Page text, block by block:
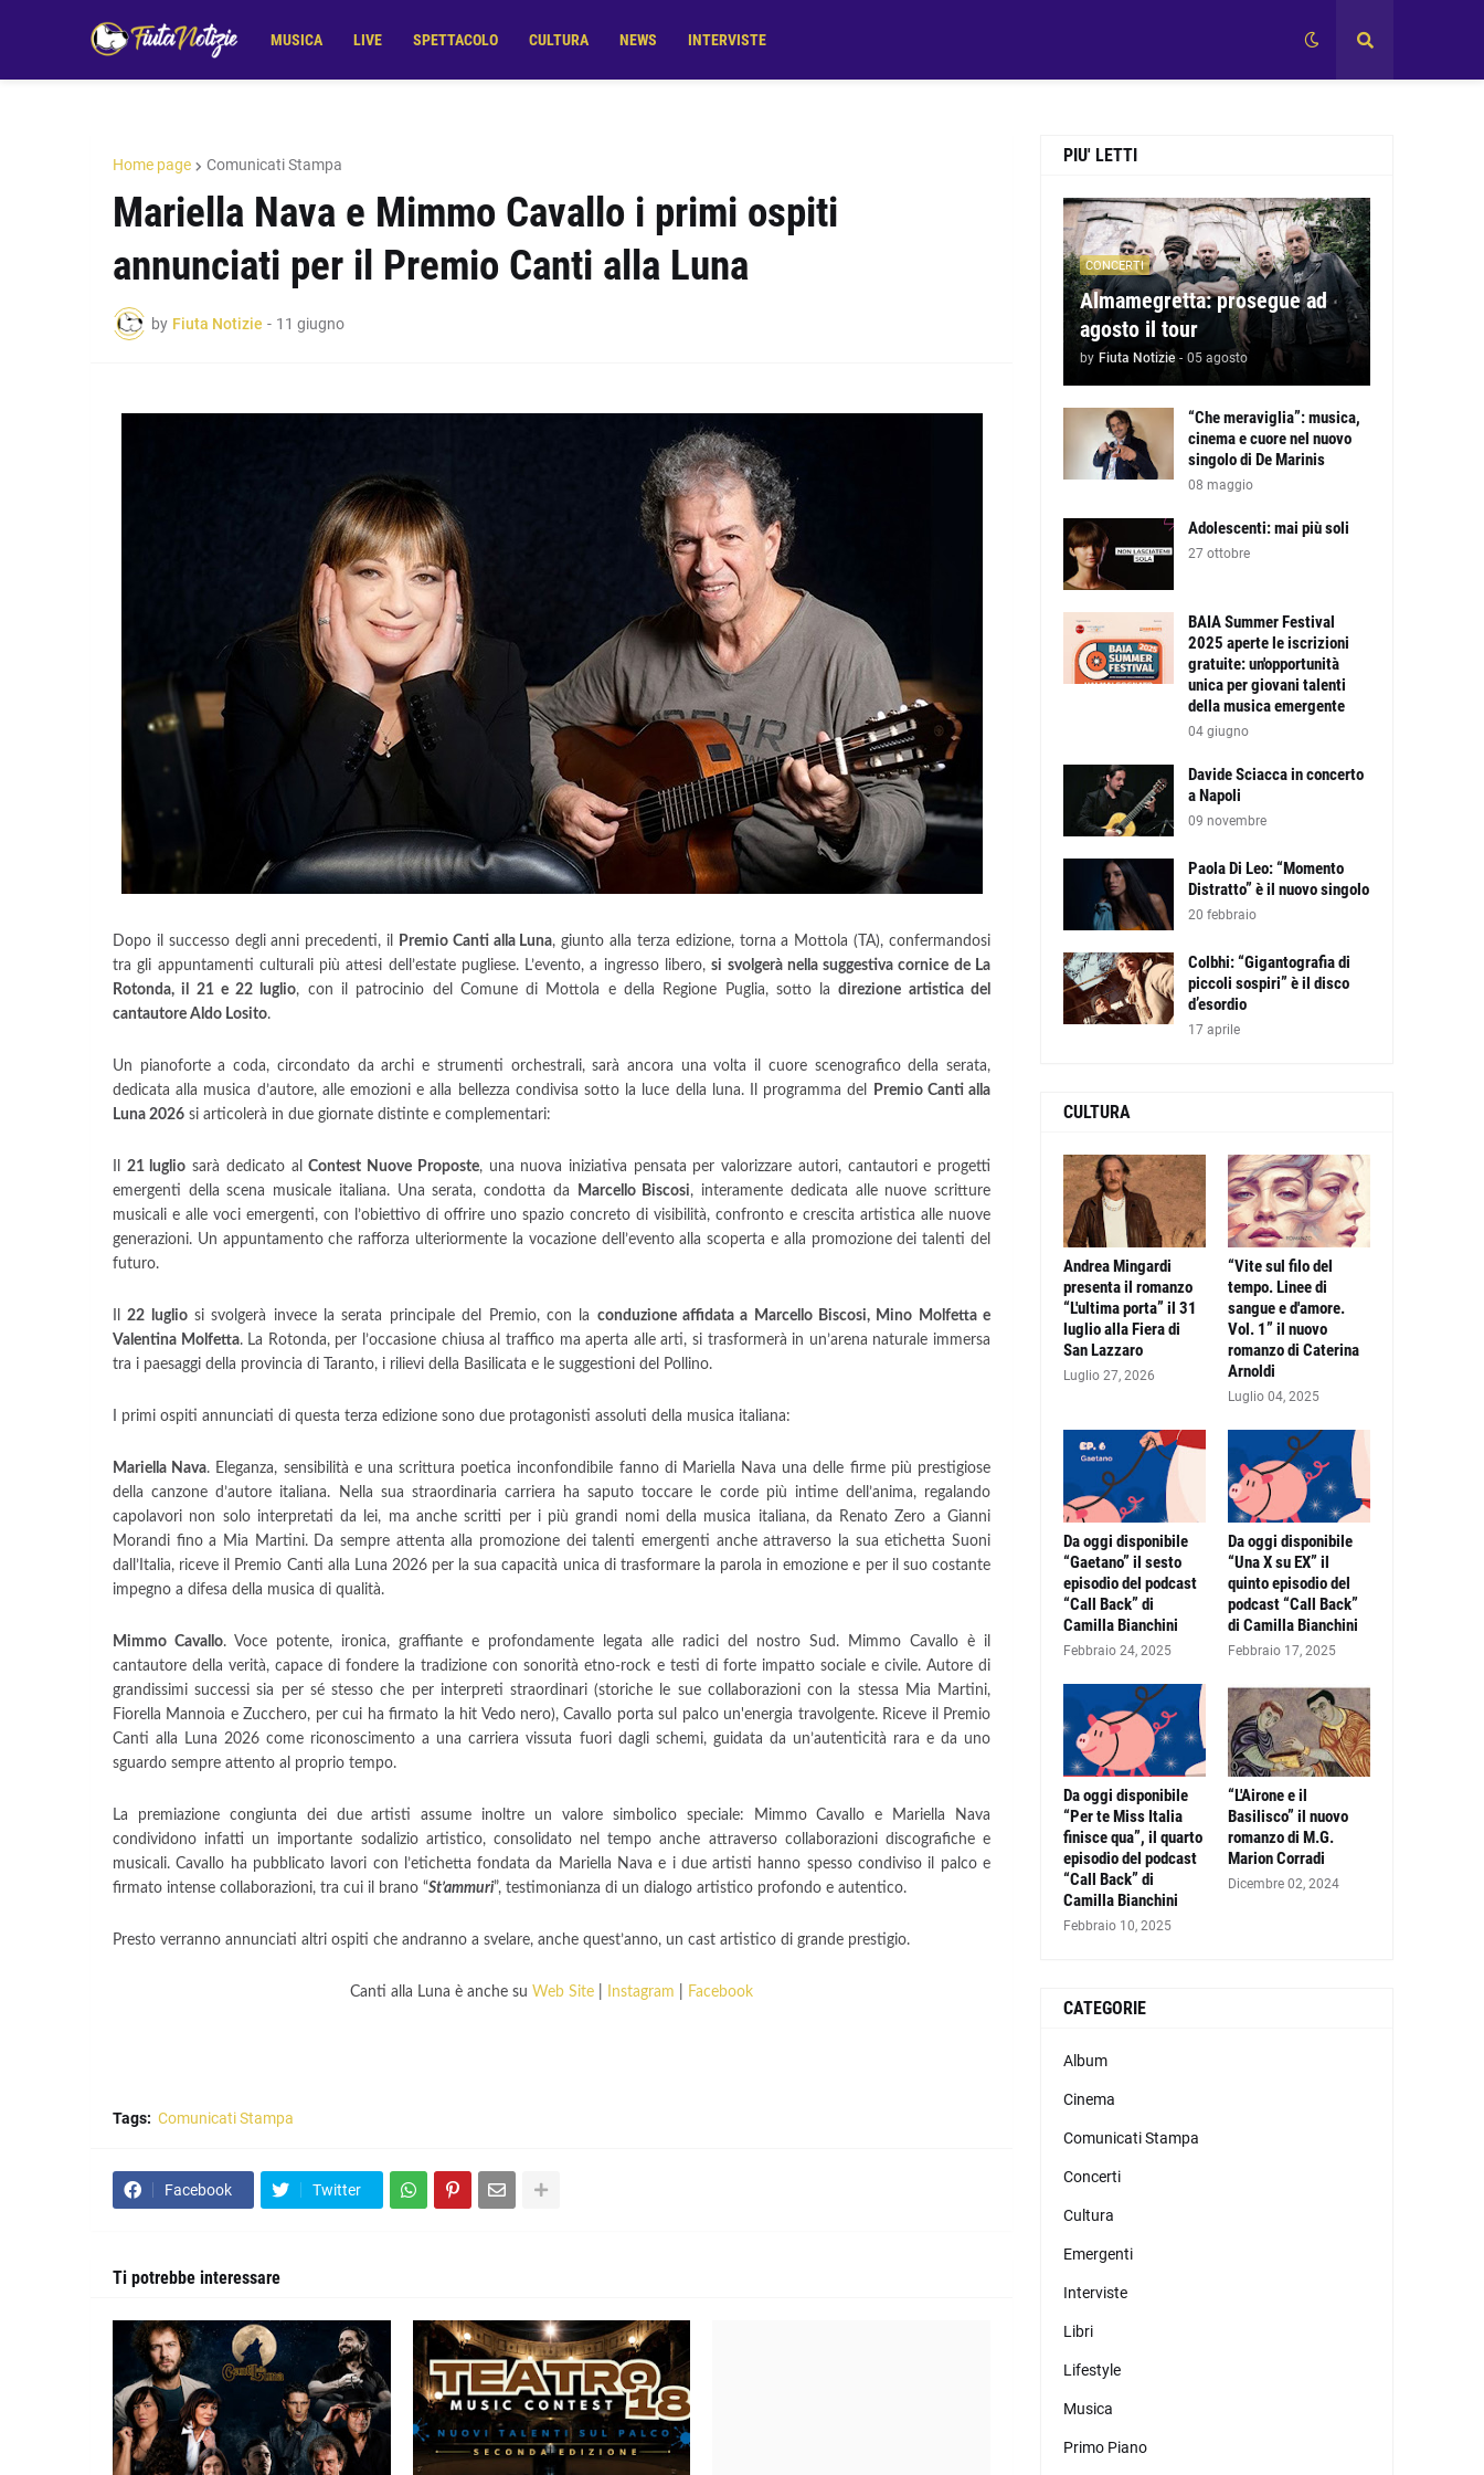
MUSICA LIVE SPETTACOLO CULTURA NEWS INTERVISTE
Home page Comunicati Stampa
Mariella Nava e Mimmo Cavallo i primi ospiti
annunciati per il Premio Canti alla Luna
by Fiuta Notizie - 11 giugno
Dopo il successo degli anni precedenti, il Premio Canti alla Luna, giunto alla terza edizione, torna a Mottola (TA), confermandosi
tra gli appuntamenti culturali più attesi dell’estate pugliese. L’evento, a ingresso libero,si svolgerà nella suggestiva cornice de La
Rotonda, il 21 e 22 luglio, con il patrocinio del Comune di Mottola e della Regione Puglia, sotto ladirezione artistica del
cantautore Aldo Losito.
Un pianoforte a coda, circondato da archi e strumenti orchestrali, sarà ancora una volta il cuore scenografico della serata,
dedicata alla musica d’autore, alle emozioni e alla bellezza condivisa sotto la luce della luna. Il programma del
Premio Canti alla
Luna 2026 si articolerà in due giornate distinte e complementari:
21 luglio sarà dedicato alContest Nuove Proposte, una nuova iniziativa pensata per valorizzare autori, cantautori e progetti
emergenti della scena musicale italiana. Una serata, condotta da
Marcello Biscosi, interamente dedicata alle nuove scritture
musicali e alle voci emergenti, con l’obiettivo di offrire uno spazio concreto di visibilità, confronto e crescita artistica alle nuove
generazioni. Un appuntamento che rafforza ulteriormente la vocazione dell’evento alla scoperta e alla promozione dei talenti del
futuro.
Il22 lugliosi svolgerà invece la serata principale del Premio, con la conduzione affidata a Marcello Biscosi, Mino Molfetta e
Valentina Molfetta. La Rotonda, per l’occasione chiusa al traffico ma aperta alle arti, si trasformerà in un’arena naturale immersa
tra i paesaggi della provincia di Taranto, i rilievi della Basilicata e le suggestioni del Pollino.
I primi ospiti annunciati di questa terza edizione sono due protagonisti assoluti della musica italiana:
Mariella Nava. Eleganza, sensibilità e una scrittura poetica inconfondibile fanno di Mariella Nava una delle firme più prestigiose
della canzone d’autore italiana. Nella sua straordinaria carriera ha saputo toccare le corde più intime dell’anima, regalando
capolavori non solo interpretati da lei, ma anche scritti per i più grandi nomi della musica italiana, da Renato Zero a Gianni
Morandi fino a Mia Martini. Da sempre attenta alla promozione dei talenti emergenti anche attraverso la sua etichetta Suoni
dall’Italia, riceve il Premio Canti alla Luna 2026 per la sua capacità unica di trasformare la parola in emozione e per il suo costante
impegno a difesa della musica di qualità.
Mimmo Cavallo. Voce potente, ironica, graffiante e profondamente legata alle radici del nostro Sud. Mimmo Cavallo è il
cantautore della verità, capace di fondere la tradizione con sonorità etno-rock e testi di forte impatto sociale e civile. Autore di
grandissimi successi sia per sé stesso che per interpreti straordinari (storiche le sue collaborazioni con la stessa Mia Martini,
Fiorella Mannoia e Zucchero, per cui ha firmato la hit Vedo nero), Cavallo porta sul palco un'energia travolgente. Riceve il Premio
Canti alla Luna 2026 come riconoscimento a una carriera vissuta fuori dagli schemi, guidata da un’autenticità rara e da uno
sguardo sempre attento al proprio tempo.
La premiazione congiunta dei due artisti assume inoltre un valore simbolico speciale: Mimmo Cavallo e Mariella Nava
condividono infatti un importante sodalizio artistico, consolidato nel tempo anche attraverso collaborazioni discografiche e
musicali. Cavallo ha pubblicato lavori con l’etichetta fondata da Mariella Nava e i due artisti hanno spesso condiviso il palco e
firmato intense collaborazioni, tra cui il brano “St’ammuri”, testimonianza di un dialogo artistico profondo e autentico.
Presto verranno annunciati altri ospiti che andranno a svelare, anche quest’anno, un cast artistico di grande prestigio.
Canti alla Luna è anche su Web Site Instagram Facebook
Tags: Comunicati Stampa
Facebook Twitter
Ti potrebbe interessare
PIU' LETTI
CONCERTI
Almamegretta: prosegue ad
agosto il tour
by Fiuta Notizie - 05 agosto
“Che meraviglia”: musica,
cinema e cuore nel nuovo
singolo di De Marinis
08 maggio
Adolescenti: mai più soli
27 ottobre
BAIA Summer Festival
2025 aperte le iscrizioni
gratuite: un'opportunità
unica per giovani talenti
della musica emergente
04 giugno
Davide Sciacca in concerto
a Napoli
09 novembre
Paola Di Leo: “Momento
Distratto” è il nuovo singolo
20 febbraio
Colbhi: “Gigantografia di
piccoli sospiri” è il disco
d’esordio
17 aprile
CULTURA
Andrea Mingardi
presenta il romanzo
“L'ultima porta” il 31
luglio alla Fiera di
San Lazzaro
Luglio 27, 2026
“Vite sul filo del
tempo. Linee di
sangue e d'amore.
Vol. 1” il nuovo
romanzo di Caterina
Arnoldi
Luglio 04, 2025
Da oggi disponibile
“Gaetano” il sesto
episodio del podcast
“Call Back” di
Camilla Bianchini
Febbraio 24, 2025
Da oggi disponibile
“Una X su EX” il
quinto episodio del
podcast “Call Back”
di Camilla Bianchini
Febbraio 17, 2025
Da oggi disponibile
“Per te Miss Italia
finisce qua”, il quarto
episodio del podcast
“Call Back” di
Camilla Bianchini
Febbraio 10, 2025
“L'Airone e il
Basilisco” il nuovo
romanzo di M.G.
Marion Corradi
Dicembre 02, 2024
CATEGORIE
Album
Cinema
Comunicati Stampa
Concerti
Cultura
Emergenti
Interviste
Libri
Lifestyle
Musica
Primo Piano